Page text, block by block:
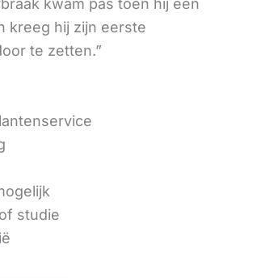
kwam pas toen hij één
kreeg hij zijn eerste
te zetten.”
studie